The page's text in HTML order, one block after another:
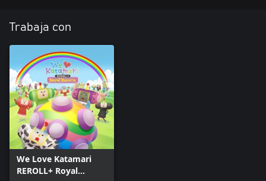
Trabaja con
We Love Katamari
REROLL+ Royal